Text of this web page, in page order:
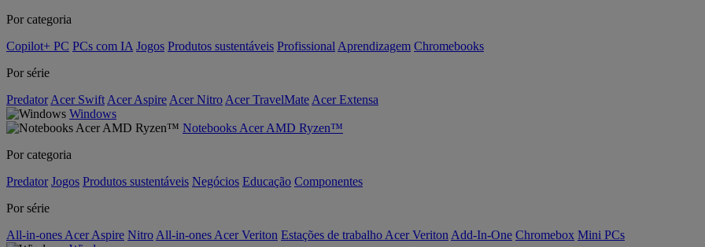
Por categoria
Copilot+ PC PCs com IA Jogos Produtos sustentáveis Profissional Aprendizagem Chromebooks
Por série
Predator Acer Swift Acer Aspire Acer Nitro Acer TravelMate Acer Extensa
Windows
Notebooks Acer AMD Ryzen™
Por categoria
Predator Jogos Produtos sustentáveis Negócios Educação Componentes
Por série
All-in-ones Acer Aspire Nitro All-in-ones Acer Veriton Estações de trabalho Acer Veriton Add-In-One Chromebox Mini PCs